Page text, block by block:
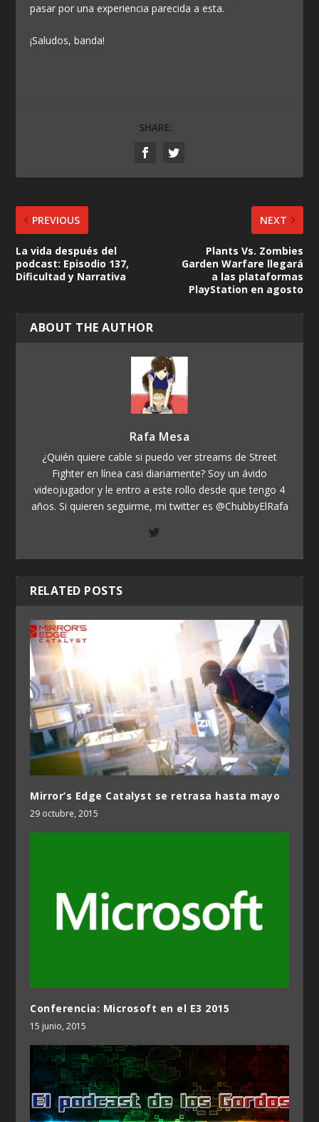
pasar por una experiencia parecida a esta.
¡Saludos, banda!
SHARE:
PREVIOUS
La vida después del
podcast: Episodio 137,
Dificultad y Narrativa
NEXT
Plants Vs. Zombies
Garden Warfare llegará
a las plataformas
PlayStation en agosto
ABOUT THE AUTHOR
Rafa Mesa
¿Quién quiere cable si puedo ver streams de Street
Fighter en línea casi diariamente? Soy un ávido
videojugador y le entro a este rollo desde que tengo 4
años. Si quieren seguirme, mi twitter es @ChubbyElRafa
RELATED POSTS
Mirror’s Edge Catalyst se retrasa hasta mayo
29 octubre, 2015
Conferencia: Microsoft en el E3 2015
15 junio, 2015